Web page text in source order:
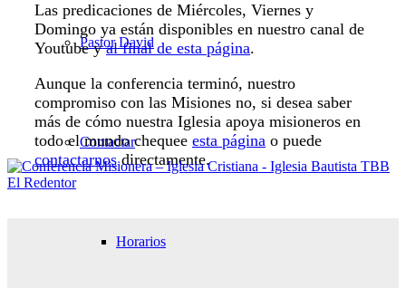
Pastor David
Contactar
Horarios
Las predicaciones de Miércoles, Viernes y
Domingo ya están disponibles en nuestro canal de
Youtube yal final de esta página.
Aunque la conferencia terminó, nuestro
compromiso con las Misiones no, si desea saber
más de cómo nuestra Iglesia apoya misioneros en
todo el mundo chequee esta página o puede
contactarnosdirectamente.